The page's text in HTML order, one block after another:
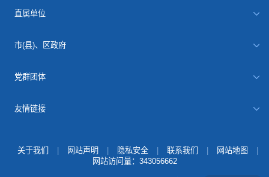
直属单位
市(县)、区政府
党群团体
友情链接
关于我们 网站声明 隐私安全 联系我们 网站地图
网站访问量： 343056662